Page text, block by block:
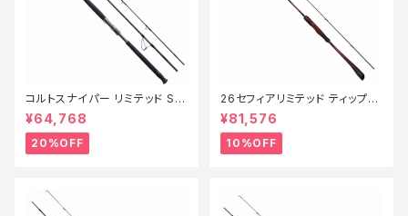
コルトスナイパー リミテッド S1
00MH-3【特価ロッド】【20】
¥64,768
20%OFF
26セフィアリミテッド ティップエ
ギング S63ML+S【継続セール_
ロッド】【10】
¥81,576
10%OFF